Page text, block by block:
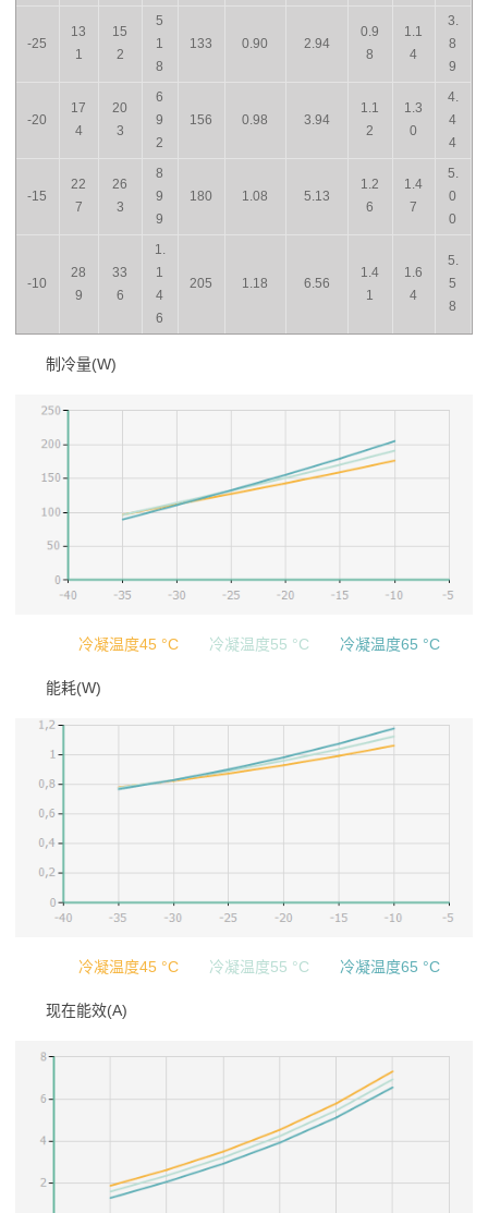
-25
13
1
15
2
5
1
8
133 0.90 2.94
0.9
8
1.1
4
3.
8
9
-20
17
4
20
3
6
9
2
156 0.98 3.94
1.1
2
1.3
0
4.
4
4
-15
22
7
26
3
8
9
9
180 1.08 5.13
1.2
6
1.4
7
5.
0
0
-10
28
9
33
6
1.
1
4
6
205 1.18 6.56
1.4
1
1.6
4
5.
5
8
制冷量(W)
冷凝温度45 °C 冷凝温度55 °C 冷凝温度65 °C
能耗(W)
冷凝温度45 °C 冷凝温度55 °C 冷凝温度65 °C
现在能效(A)